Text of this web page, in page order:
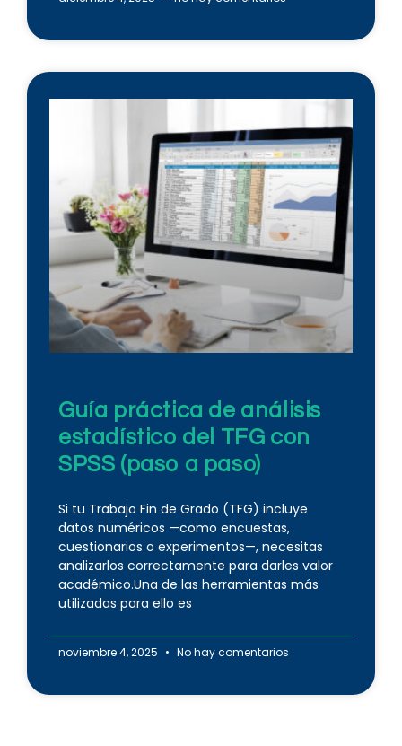
Guía práctica de análisis
estadístico del TFG con
SPSS (paso a paso)
Si tu Trabajo Fin de Grado (TFG) incluye
datos numéricos —como encuestas,
cuestionarios o experimentos—, necesitas
analizarlos correctamente para darles valor
académico.Una de las herramientas más
utilizadas para ello es
noviembre 4, 2025 No hay comentarios